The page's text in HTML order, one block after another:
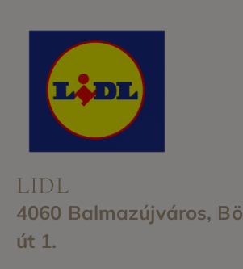
LIDL
4060 Balmazújváros,
út 1.